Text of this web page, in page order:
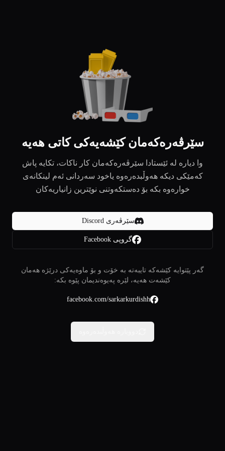
سێرڤەرەکەمان کێشەیەکی کاتی هەیە
وا دیارە لە ئێستادا سێرڤەرەکەمان کار ناکات، تکایە پاش
کەمێکی دیکە هەوڵبدەرەوە یاخود سەردانی ئەم لینکانەی
خوارەوە بکە بۆ دەستکەوتنی نوێترین زانیاریەکان
سێرڤەری Discord
گروپی Facebook
گەر پێتوایە کێشەکە تایبەتە بە خۆت و بۆ ماوەیەکی درێژە هەمان
کێشەت هەیە، لێرە پەیوەندیمان پێوە بکە:
facebook.com/sarkarkurdishh